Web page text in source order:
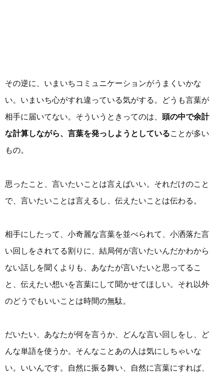
その逆に、いまいちコミュニケーションがうまくいかな
い。いまいち心がすれ違っている気がする。どうも言葉が
相手に届いてない。そういうときってのは、 頭の中で余計
な計算しながら、言葉を発っしようとしていることが多い
もの。
思ったこと、言いたいことは言えばいい。それだけのこと
で、言いたいことは言えるし、伝えたいことは伝わる。
相手にしたって、小奇麗な言葉を並べられて、小洒落た言
い回しをされてる割りに、結局何が言いたいんだかわから
ない話しを聞くよりも、あなたが言いたいと思ってるこ
と、伝えたい想いを言葉にして聞かせてほしい。それ以外
のどうでもいいことは時間の無駄。
だいたい、あなたが何を言うか、どんな言い回しをし、ど
んな単語を使うか。そんなことあの人は気にしちゃいな
い。いいんです。自然に振る舞い、自然に言葉にすれば、